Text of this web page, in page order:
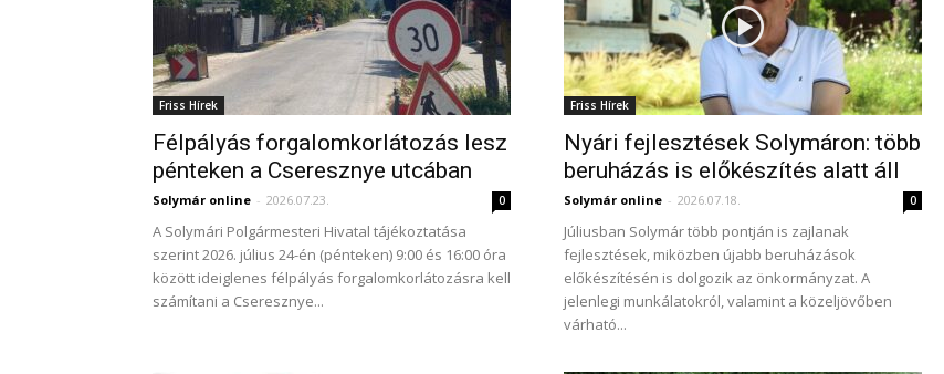
Friss Hírek
Félpályás forgalomkorlátozás lesz
pénteken a Cseresznye utcában
Solymár online - 2026.07.23. 0
A Solymári Polgármesteri Hivatal tájékoztatása
szerint 2026. július 24-én (pénteken) 9:00 és 16:00 óra
között ideiglenes félpályás forgalomkorlátozásra kell
számítani a Cseresznye...
Friss Hírek
Nyári fejlesztések Solymáron: több
beruházás is előkészítés alatt áll
Solymár online - 2026.07.18. 0
Júliusban Solymár több pontján is zajlanak
fejlesztések, miközben újabb beruházások
előkészítésén is dolgozik az önkormányzat. A
jelenlegi munkálatokról, valamint a közeljövőben
várható...